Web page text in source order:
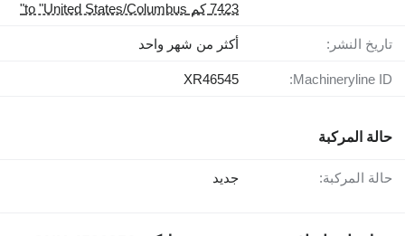
7423 كم to "United States/Columbus"
تاريخ النشر: أكثر من شهر واحد
Machineryline ID:
XR46545
حالة المركبة
حالة المركبة: جديد